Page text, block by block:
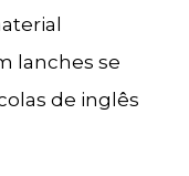
lanches se
de inglês